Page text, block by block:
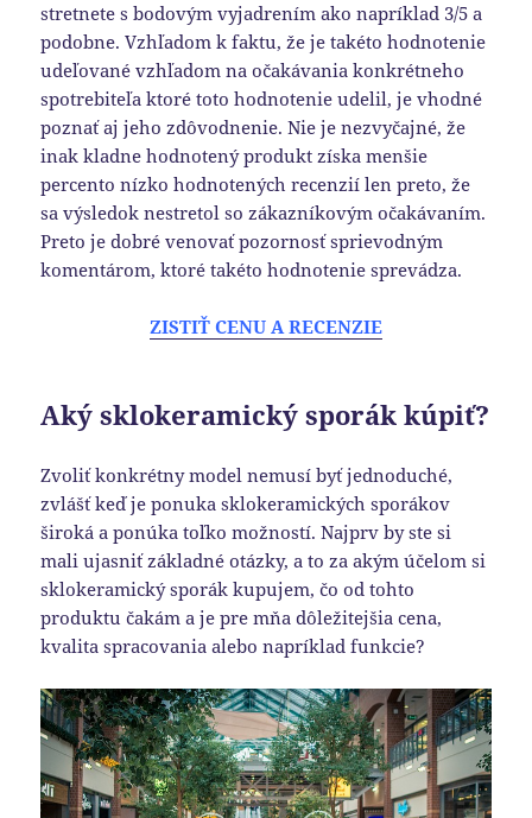
stretnete s bodovým vyjadrením ako napríklad 3/5 a
podobne. Vzhľadom k faktu, že je takéto hodnotenie
udeľované vzhľadom na očakávania konkrétneho
spotrebiteľa ktoré toto hodnotenie udelil, je vhodné
poznať aj jeho zdôvodnenie. Nie je nezvyčajné, že
inak kladne hodnotený produkt získa menšie
percento nízko hodnotených recenzií len preto, že
sa výsledok nestretol so zákazníkovým očakávaním.
Preto je dobré venovať pozornosť sprievodným
komentárom, ktoré takéto hodnotenie sprevádza.
ZISTIŤ CENU A RECENZIE
Aký sklokeramický sporák kúpiť?
Zvoliť konkrétny model nemusí byť jednoduché,
zvlášť keď je ponuka sklokeramických sporákov
široká a ponúka toľko možností. Najprv by ste si
mali ujasniť základné otázky, a to za akým účelom si
sklokeramický sporák kupujem, čo od tohto
produktu čakám a je pre mňa dôležitejšia cena,
kvalita spracovania alebo napríklad funkcie?